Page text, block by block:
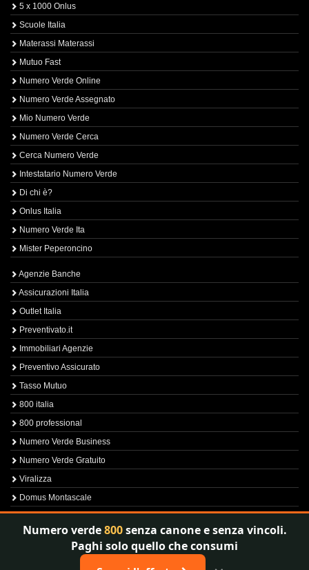
5 x 1000 Onlus
Scuole Italia
Materassi Materassi
Mutuo Fast
Numero Verde Online
Numero Verde Assegnato
Mio Numero Verde
Numero Verde Cerca
Cerca Numero Verde
Intestatario Numero Verde
Di chi è?
Onlus Italia
Numero Verde Ita
Mister Peperoncino
Agenzie Banche
Assicurazioni Italia
Outlet Italia
Preventivato.it
Immobiliari Agenzie
Preventivo Assicurato
Tasso Mutuo
800 italia
800 professional
Numero Verde Business
Numero Verde Gratuito
Viralizza
Domus Montascale
Sprint800
Verfica Numero Verde
Numero verde800senza canone e senza vincoli.
Paghi solo quello che consumi